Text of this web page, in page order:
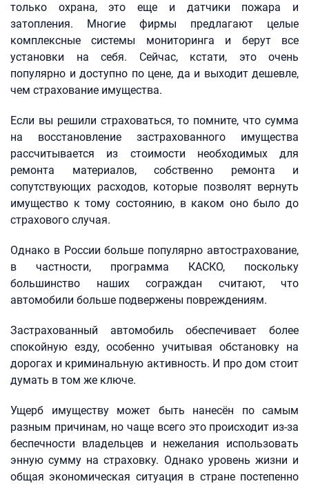
только охрана, это еще и датчики пожара и
затопления. Многие фирмы предлагают целые
комплексные системы мониторинга и берут все
установки на себя. Сейчас, кстати, это очень
популярно и доступно по цене, да и выходит дешевле,
чем страхование имущества.
Если вы решили страховаться, то помните, что сумма
на восстановление застрахованного имущества
рассчитывается из стоимости необходимых для
ремонта материалов, собственно ремонта и
сопутствующих расходов, которые позволят вернуть
имущество к тому состоянию, в каком оно было до
страхового случая.
Однако в России больше популярно автострахование,
в частности, программа КАСКО, поскольку
большинство наших сограждан считают, что
автомобили больше подвержены повреждениям.
Застрахованный автомобиль обеспечивает более
спокойную езду, особенно учитывая обстановку на
дорогах и криминальную активность. И про дом стоит
думать в том же ключе.
Ущерб имуществу может быть нанесён по самым
разным причинам, но чаще всего это происходит из-за
беспечности владельцев и нежелания использовать
энную сумму на страховку. Однако уровень жизни и
общая экономическая ситуация в стране постепенно